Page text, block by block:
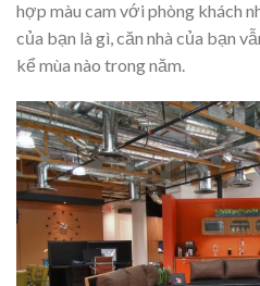
hợp màu cam với phòng khách
của bạn là gì, căn nhà của bạn
kể mùa nào trong năm.